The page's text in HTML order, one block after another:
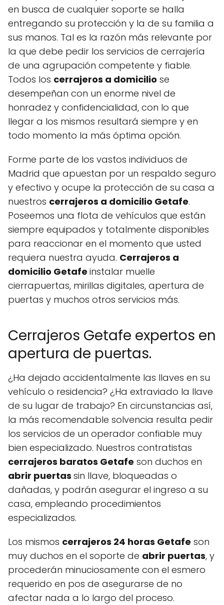
en busca de cualquier soporte se halla
entregando su protección y la de su familia a
sus manos. Tal es la razón más relevante por
la que debe pedir los servicios de cerrajería
de una agrupación competente y fiable.
Todos los cerrajeros a domicilio se
desempeñan con un enorme nivel de
honradez y confidencialidad, con lo que
llegar a los mismos resultará siempre y en
todo momento la más óptima opción.
Forme parte de los vastos individuos de
Madrid que apuestan por un respaldo seguro
y efectivo y ocupe la protección de su casa a
nuestros cerrajeros a domicilio Getafe.
Poseemos una flota de vehículos que están
siempre equipados y totalmente disponibles
para reaccionar en el momento que usted
requiera nuestra ayuda. Cerrajeros a
domicilio Getafe instalar muelle
cierrapuertas, mirillas digitales, apertura de
puertas y muchos otros servicios más.
Cerrajeros Getafe expertos en
apertura de puertas.
¿Ha dejado accidentalmente las llaves en su
vehículo o residencia? ¿Ha extraviado la llave
de su lugar de trabajo? En circunstancias así,
la más recomendable solvencia resulta pedir
los servicios de un operador confiable muy
bien especializado. Nuestros contratistas
cerrajeros baratos Getafe son duchos en
abrir puertas sin llave, bloqueadas o
dañadas, y podrán asegurar el ingreso a su
casa, empleando procedimientos
especializados.
Los mismos cerrajeros 24 horas Getafe son
muy duchos en el soporte de abrir puertas, y
procederán minuciosamente con el esmero
requerido en pos de asegurarse de no
afectar nada a lo largo del proceso.